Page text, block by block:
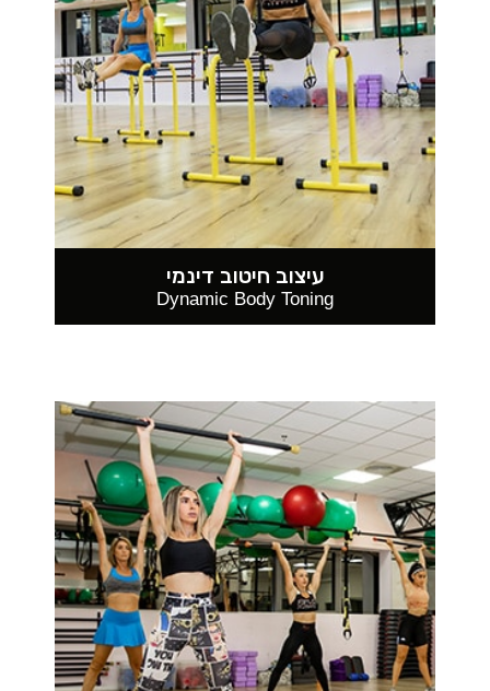
עיצוב חיטוב דינמי
Dynamic Body Toning